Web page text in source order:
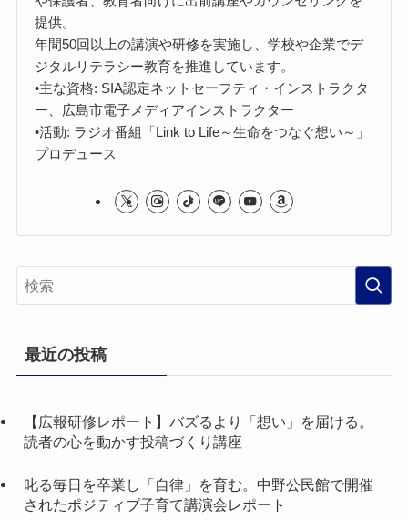
提供。
年間50回以上の講演や研修を実施し、学校や企業でデ
ジタルリテラシー教育を推進しています。
•主な資格: SIA認定ネットセーフティ・インストラクタ
ー、広島市電子メディアインストラクター
•活動: ラジオ番組「Link to Life～生命をつなぐ想い～」
プロデュース
最近の投稿
【広報研修レポート】バズるより「想い」を届ける。
読者の心を動かす投稿づくり講座
叱る毎日を卒業し「自律」を育む。中野公民館で開催
されたポジティブ子育て講演会レポート